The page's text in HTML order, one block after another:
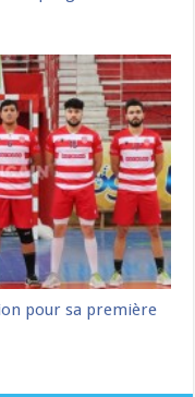
pour sa première